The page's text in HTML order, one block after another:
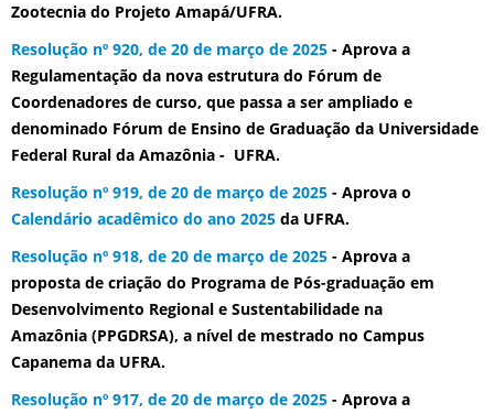
Zootecnia do Projeto Amapá/UFRA.
Resolução nº 920, de 20 de março de 2025 - Aprova a
Regulamentação da nova estrutura do Fórum de
Coordenadores de curso, que passa a ser ampliado e
denominado Fórum de Ensino de Graduação da Universidade
Federal Rural da Amazônia - UFRA.
Resolução nº 919, de 20 de março de 2025 - Aprova o
Calendário acadêmico do ano 2025 da UFRA.
Resolução nº 918, de 20 de março de 2025 - Aprova a
proposta de criação do Programa de Pós-graduação em
Desenvolvimento Regional e Sustentabilidade na
Amazônia (PPGDRSA), a nível de mestrado no Campus
Capanema da UFRA.
Resolução nº 917, de 20 de março de 2025 - Aprova a